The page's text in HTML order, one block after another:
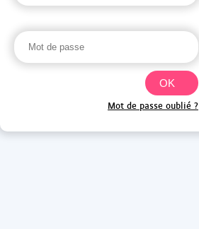
Mot de passe oublié ?